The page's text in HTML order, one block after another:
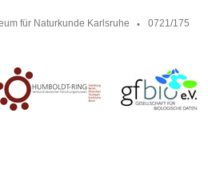
für Naturkunde Karlsruhe
0721/175